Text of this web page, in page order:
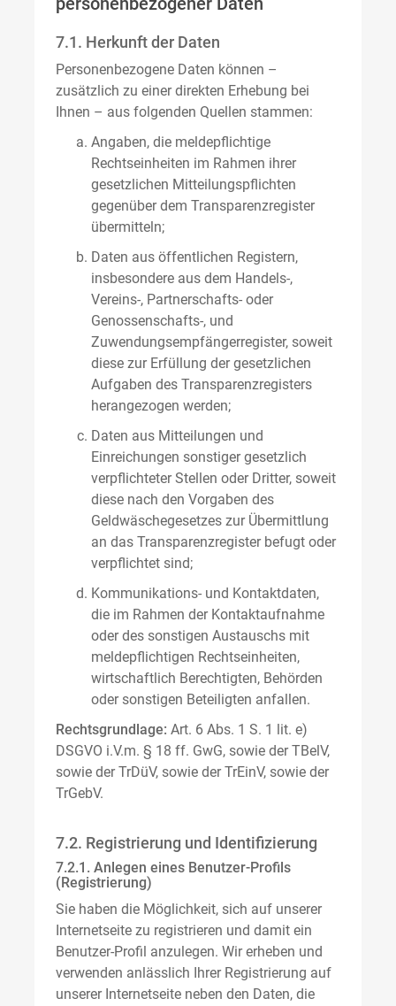
7.1. Herkunft der Daten
Personenbezogene Daten können –
zusätzlich zu einer direkten Erhebung bei
Ihnen – aus folgenden Quellen stammen:
Angaben, die meldepflichtige
Rechtseinheiten im Rahmen ihrer
gesetzlichen Mitteilungspflichten
gegenüber dem Transparenzregister
übermitteln;
Daten aus öffentlichen Registern,
insbesondere aus dem Handels-,
Vereins-, Partnerschafts- oder
Genossenschafts-, und
Zuwendungsempfängerregister, soweit
diese zur Erfüllung der gesetzlichen
Aufgaben des Transparenzregisters
herangezogen werden;
Daten aus Mitteilungen und
Einreichungen sonstiger gesetzlich
verpflichteter Stellen oder Dritter, soweit
diese nach den Vorgaben des
Geldwäschegesetzes zur Übermittlung
an das Transparenzregister befugt oder
verpflichtet sind;
Kommunikations- und Kontaktdaten,
die im Rahmen der Kontaktaufnahme
oder des sonstigen Austauschs mit
meldepflichtigen Rechtseinheiten,
wirtschaftlich Berechtigten, Behörden
oder sonstigen Beteiligten anfallen.
Rechtsgrundlage: Art. 6 Abs. 1 S. 1 lit. e)
DSGVO i.V.m. § 18 ff. GwG, sowie der TBelV,
sowie der TrDüV, sowie der TrEinV, sowie der
TrGebV.
7.2. Registrierung und Identifizierung
7.2.1. Anlegen eines Benutzer-Profils
(Registrierung)
Sie haben die Möglichkeit, sich auf unserer
Internetseite zu registrieren und damit ein
Benutzer-Profil anzulegen. Wir erheben und
verwenden anlässlich Ihrer Registrierung auf
unserer Internetseite neben den Daten, die